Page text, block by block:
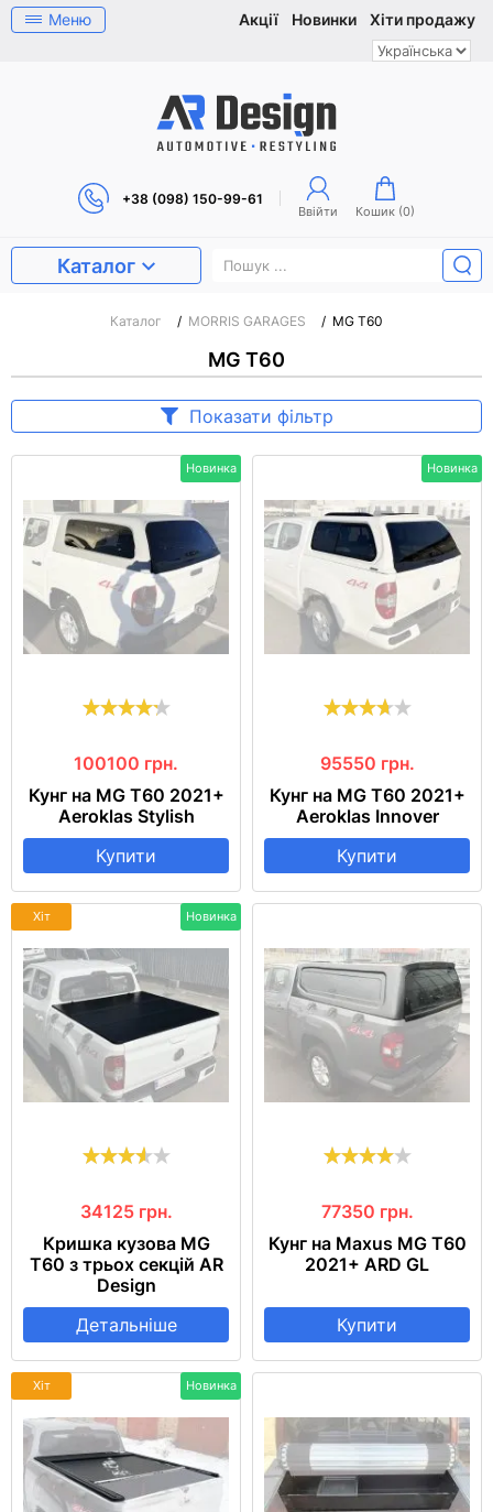
Меню Акції Новинки Хіти продажу
+38 (098) 150-99-61
Ввійти Кошик (0)
Каталог
Каталог / MORRIS GARAGES / MG T60
MG T60
Показати фільтр
Новинка
100100 грн.
Кунг на MG T60 2021+
Aeroklas Stylish
Купити
Новинка
95550 грн.
Кунг на MG T60 2021+
Aeroklas Innover
Купити
Новинка
Хіт
34125 грн.
Кришка кузова MG
T60 з трьох секцій AR
Design
Детальніше
77350 грн.
Кунг на Maxus MG T60
2021+ ARD GL
Купити
Новинка
Хіт